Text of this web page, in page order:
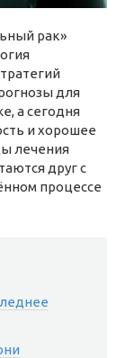
рак»
для
а сегодня
и хорошее
лечения
друг с
процессе